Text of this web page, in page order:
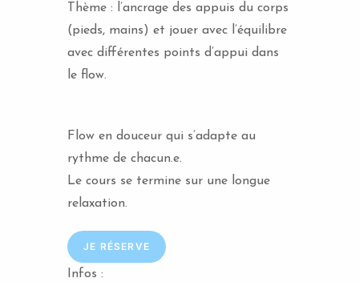
Thème : l’ancrage des appuis du corps
(pieds, mains) et jouer avec l’équilibre
avec différentes points d’appui dans
le flow.
Flow en douceur qui s’adapte au
rythme de chacun.e.
Le cours se termine sur une longue
relaxation.
JE RÉSERVE
Infos :